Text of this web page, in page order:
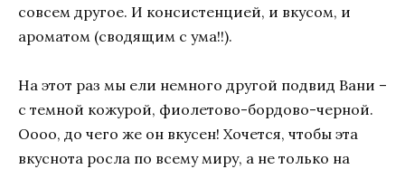
совсем другое. И консистенцией, и вкусом, и
ароматом (сводящим с ума!!).
На этот раз мы ели немного другой подвид Вани –
с темной кожурой, фиолетово-бордово-черной.
Оооо, до чего же он вкусен! Хочется, чтобы эта
вкуснота росла по всему миру, а не только на